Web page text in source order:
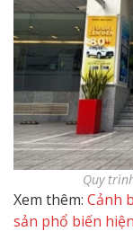
Quy
Xem thêm: Cảnh
sản phổ biến